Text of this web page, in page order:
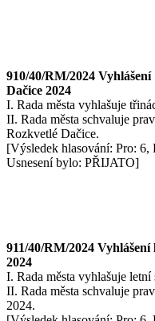
910/40/RM/2024
Dačice 2024
I. Rada města vyhlašuje
II. Rada města schvaluje
Rozkvetlé Dačice.
[Výsledek hlasování: Pro: 6,
Usnesení bylo: PŘIJATO]
911/40/RM/2024
2024
I. Rada města vyhlašuje
II. Rada města schvaluje
2024.